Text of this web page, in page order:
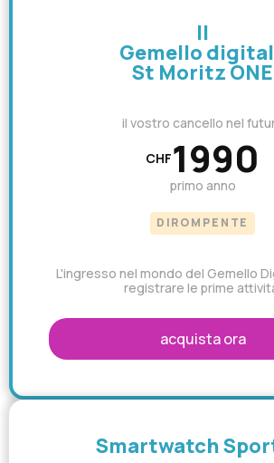
Il
Gemello
St Moritz ONE
il vostro cancello nel
CHF1990
primo anno
DIROMPENTE
L'ingresso nel mondo del Gemello
registrare le prime
acquista ora
Smartwatch